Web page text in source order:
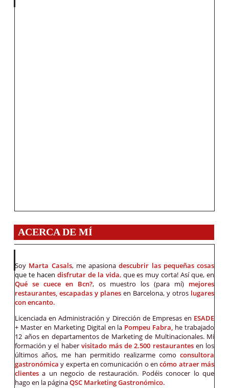
ACERCA DE MÍ
Soy Marta Casals, me apasionadescubrir las pequeñas cosas
que te hacen disfrutar de la vida,que es muy corta! Así que, en
Qué se cuece en Bcn?, os muestro los (para mí) mejores
restaurantes, escapadas y planes en Barcelona, y otros lugares
con encanto.
Licenciada en Administración y Dirección de Empresas en ESADE
+ Master en Marketing Digital en la Pompeu Fabra, he trabajado
12 años en departamentos de Marketing de Multinacionales. Mi
formación y el haber visitado más de 2.500 restaurantes en los
últimos años, me han permitido realizarme como consultora
gastronómicay experta en comunicación o encómo atraer más
clientes a un negocio de restauración. Podéis conocer lo que
hago en la páginaQSC Marketing Gastronómico.